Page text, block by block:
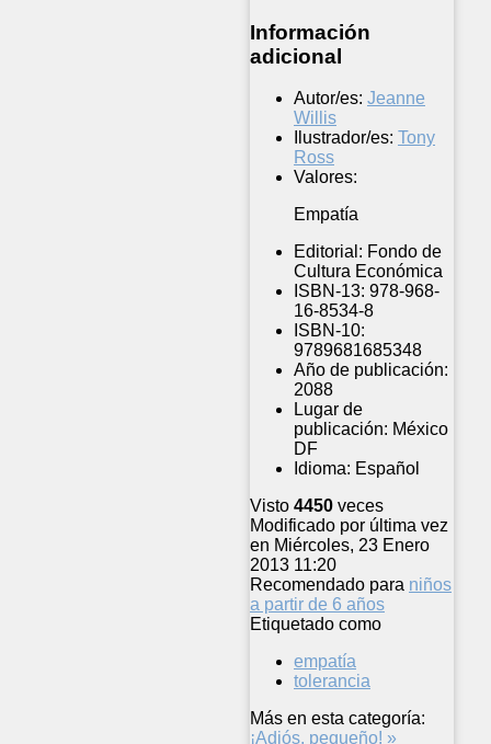
Información
adicional
Autor/es: Jeanne
Willis
Ilustrador/es: Tony
Ross
Valores:
Empatía
Editorial: Fondo de
Cultura Económica
ISBN-13: 978-968-
16-8534-8
ISBN-10:
9789681685348
Año de publicación:
2088
Lugar de
publicación: México
DF
Idioma: Español
Visto 4450 veces
Modificado por última vez
en Miércoles, 23 Enero
2013 11:20
Recomendado para niños
a partir de 6 años
Etiquetado como
empatía
tolerancia
Más en esta categoría:
¡Adiós, pequeño! »